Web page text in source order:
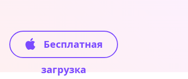
Бесплатная
загрузка